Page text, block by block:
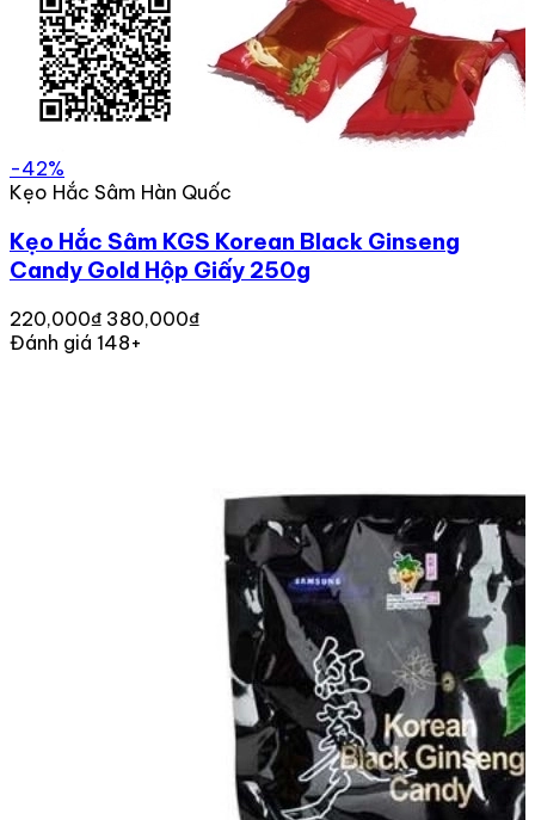
-42%
Kẹo Hắc Sâm Hàn Quốc
Kẹo Hắc Sâm KGS Korean Black Ginseng
Candy Gold Hộp Giấy 250g
220,000₫ 380,000₫
Đánh giá 148+